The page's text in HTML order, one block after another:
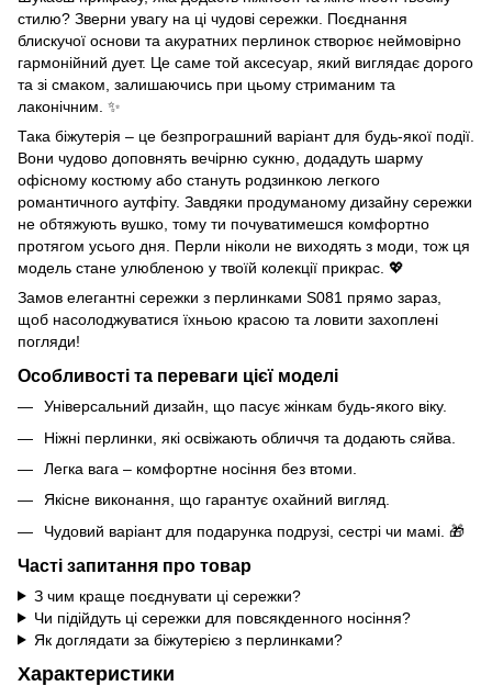
стилю? Зверни увагу на ці чудові сережки. Поєднання
блискучої основи та акуратних перлинок створює неймовірно
гармонійний дует. Це саме той аксесуар, який виглядає дорого
та зі смаком, залишаючись при цьому стриманим та
лаконічним. ✨
Така біжутерія – це безпрограшний варіант для будь-якої події.
Вони чудово доповнять вечірню сукню, додадуть шарму
офісному костюму або стануть родзинкою легкого
романтичного аутфіту. Завдяки продуманому дизайну сережки
не обтяжують вушко, тому ти почуватимешся комфортно
протягом усього дня. Перли ніколи не виходять з моди, тож ця
модель стане улюбленою у твоїй колекції прикрас. 💖
Замов елегантні сережки з перлинками S081 прямо зараз,
щоб насолоджуватися їхньою красою та ловити захоплені
погляди!
Особливості та переваги цієї моделі
Універсальний дизайн, що пасує жінкам будь-якого віку.
Ніжні перлинки, які освіжають обличчя та додають сяйва.
Легка вага – комфортне носіння без втоми.
Якісне виконання, що гарантує охайний вигляд.
Чудовий варіант для подарунка подрузі, сестрі чи мамі. 🎁
Часті запитання про товар
З чим краще поєднувати ці сережки?
Чи підійдуть ці сережки для повсякденного носіння?
Як доглядати за біжутерією з перлинками?
Характеристики